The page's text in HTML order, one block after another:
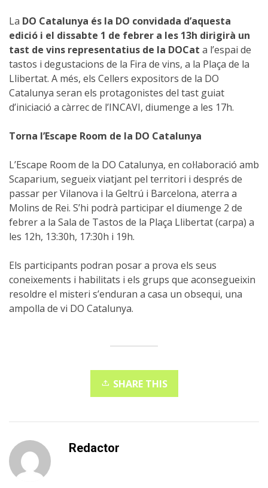
La DO Catalunya és la DO convidada d’aquesta
edició i el dissabte 1 de febrer a les 13h dirigirà un
tast de vins representatius de la DOCat a l’espai de
tastos i degustacions de la Fira de vins, a la Plaça de la
Llibertat. A més, els Cellers expositors de la DO
Catalunya seran els protagonistes del tast guiat
d’iniciació a càrrec de l’INCAVI, diumenge a les 17h.
Torna l’Escape Room de la DO Catalunya
L’Escape Room de la DO Catalunya, en col·laboració amb
Scaparium, segueix viatjant pel territori i després de
passar per Vilanova i la Geltrú i Barcelona, aterra a
Molins de Rei. S’hi podrà participar el diumenge 2 de
febrer a la Sala de Tastos de la Plaça Llibertat (carpa) a
les 12h, 13:30h, 17:30h i 19h.
Els participants podran posar a prova els seus
coneixements i habilitats i els grups que aconsegueixin
resoldre el misteri s’enduran a casa un obsequi, una
ampolla de vi DO Catalunya.
SHARE THIS
Redactor